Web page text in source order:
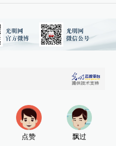
点赞 飘过